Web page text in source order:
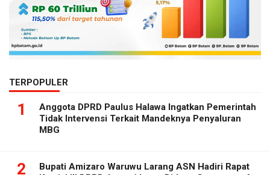
TERPOPULER
1
Anggota DPRD Paulus Halawa Ingatkan Pemerintah
Tidak Intervensi Terkait Mandeknya Penyaluran
MBG
2
Bupati Amizaro Waruwu Larang ASN Hadiri Rapat